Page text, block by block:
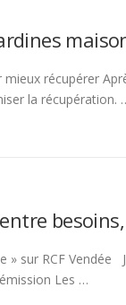
récupérer
la récupération.
» sur RCF Vendée
Les …